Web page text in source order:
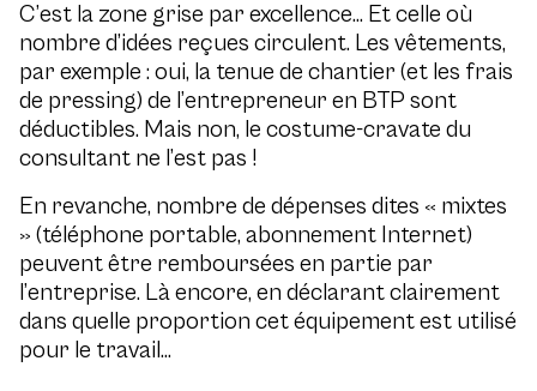
C’est la zone grise par excellence… Et celle où
nombre d’idées reçues circulent. Les vêtements,
par exemple : oui, la tenue de chantier (et les frais
de pressing) de l’entrepreneur en BTP sont
déductibles. Mais non, le costume-cravate du
consultant ne l’est pas !
En revanche, nombre de dépenses dites « mixtes
» (téléphone portable, abonnement Internet)
peuvent être remboursées en partie par
l’entreprise. Là encore, en déclarant clairement
dans quelle proportion cet équipement est utilisé
pour le travail…